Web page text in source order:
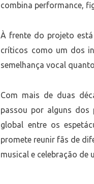
combina performance,
À frente do projeto
críticos como um dos
semelhança vocal
Com mais de duas
passou por alguns dos
global entre os
promete reunir fãs de
musical e celebração